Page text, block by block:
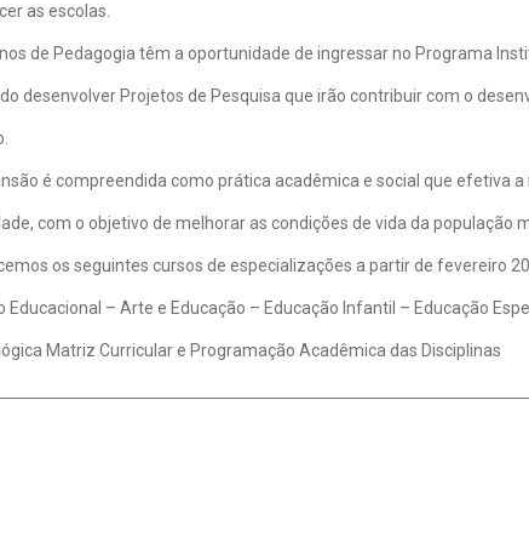
as escolas.
de Pedagogia têm a oportunidade de ingressar no Programa
desenvolver Projetos de Pesquisa que irão contribuir com o
é compreendida como prática acadêmica e social que efetiva
com o objetivo de melhorar as condições de vida da população
os seguintes cursos de especializações a partir de fevereiro
Educacional – Arte e Educação – Educação Infantil – Educação
Matriz Curricular e Programação Acadêmica das Disciplinas